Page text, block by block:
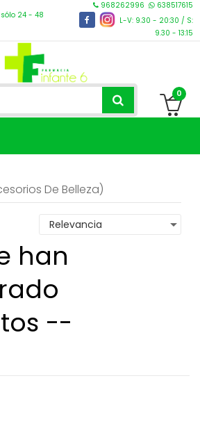
24 - 48
968262996
638517615
L-V: 9.30 - 20:30 / S:
9.30 - 13:15
0
De Belleza)
han
--